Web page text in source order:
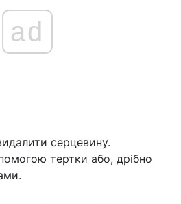
ad
серцевину.
тертки або, дрібно